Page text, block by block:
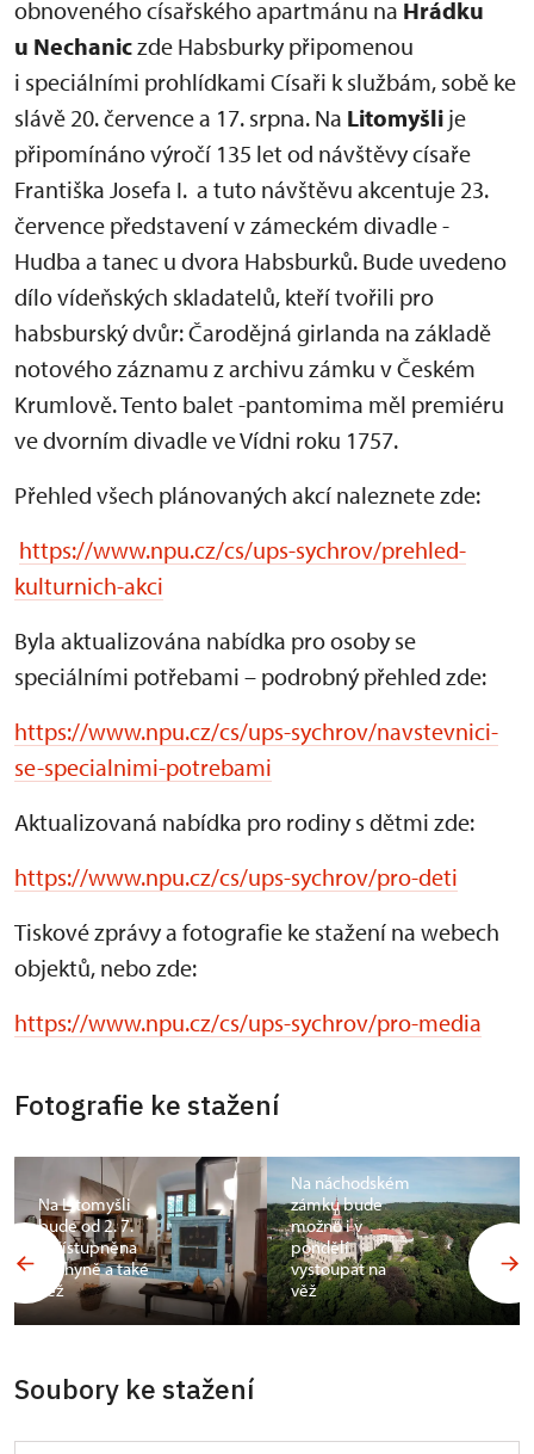
obnoveného císařského apartmánu na Hrádku
u Nechaniczde Habsburky připomenou
i speciálními prohlídkami Císaři k službám, sobě ke
slávě 20. července a 17. srpna. Na Litomyšli je
připomínáno výročí 135 let od návštěvy císaře
Františka Josefa I. a tuto návštěvu akcentuje 23.
července představení v zámeckém divadle -
Hudba a tanec u dvora Habsburků. Bude uvedeno
dílo vídeňských skladatelů, kteří tvořili pro
habsburský dvůr: Čarodějná girlanda na základě
notového záznamu z archivu zámku v Českém
Krumlově. Tento balet -pantomima měl premiéru
ve dvorním divadle ve Vídni roku 1757.
Přehled všech plánovaných akcí naleznete zde:
https://www.npu.cz/cs/ups-sychrov/prehled-
kulturnich-akci
Byla aktualizována nabídka pro osoby se
speciálními potřebami – podrobný přehled zde:
https://www.npu.cz/cs/ups-sychrov/navstevnici-
se-specialnimi-potrebami
Aktualizovaná nabídka pro rodiny s dětmi zde:
https://www.npu.cz/cs/ups-sychrov/pro-deti
Tiskové zprávy a fotografie ke stažení na webech
objektů, nebo zde:
https://www.npu.cz/cs/ups-sychrov/pro-media
Fotografie ke stažení
Na Litomyšli
bude od 2. 7.
zpřístupněna
kuchyně a také
věž
Na náchodském
zámku bude
možno i v
pondělí
vystoupat na
věž
Soubory ke stažení